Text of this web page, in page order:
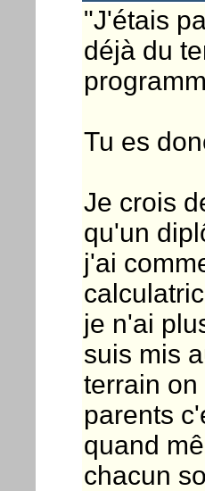
"J'étais
déjà du
Tu es
Je crois
qu'un
j'ai
je n'ai
suis mis
terrain
parents
quand
chacun